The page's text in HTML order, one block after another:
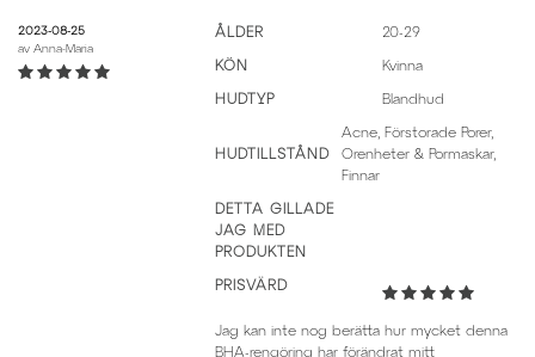
2023-08-25
av Anna-Maria
ÅLDER 20-29
KÖN Kvinna
HUDTYP Blandhud
HUDTILLSTÅND
Acne, Förstorade Porer,
Orenheter & Pormaskar,
Finnar
DETTA GILLADE
JAG MED
PRODUKTEN
PRISVÄRD
Jag kan inte nog berätta hur mycket denna
BHA-rengöring har förändrat mitt